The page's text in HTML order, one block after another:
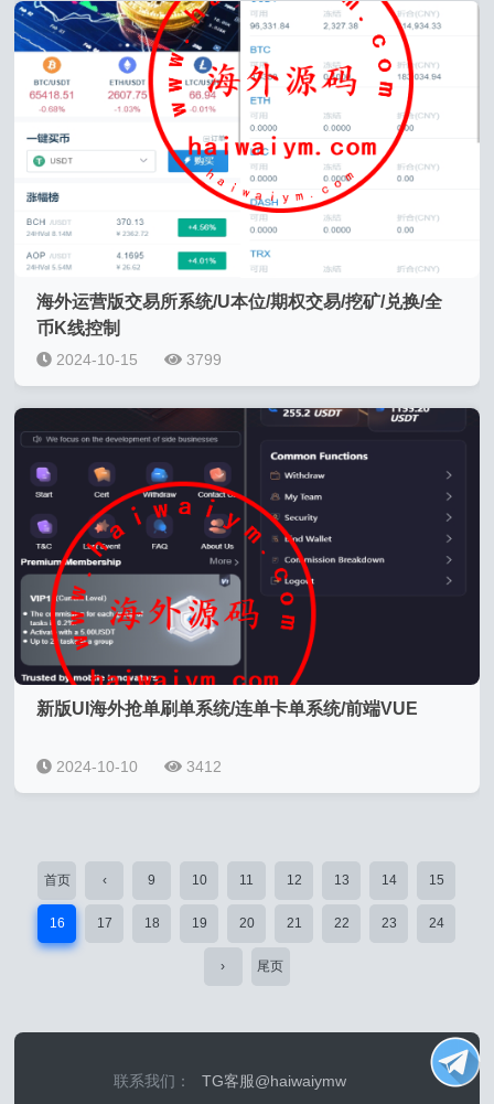
海外运营版交易所系统/U本位/期权交易/挖矿/兑换/全
币K线控制
2024-10-15 3799
新版UI海外抢单刷单系统/连单卡单系统/前端VUE
2024-10-10 3412
首页 ‹ 9 10 11 12 13 14 15
16 17 18 19 20 21 22 23 24
› 尾页
联系我们：
TG客服@haiwaiymw